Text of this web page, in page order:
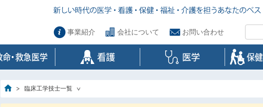
事業紹介 会社について お問い合わせ
臨床工学技士一覧